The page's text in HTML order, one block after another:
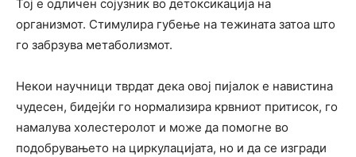
Тој е одличен сојузник во детоксикација на
организмот. Стимулира губење на тежината затоа што
го забрзува метаболизмот.
Некои научници тврдат дека овој пијалок е навистина
чудесен, бидејќи го нормализира крвниот притисок, го
намалува холестеролот и може да помогне во
подобрувањето на циркулацијата, но и да се изгради